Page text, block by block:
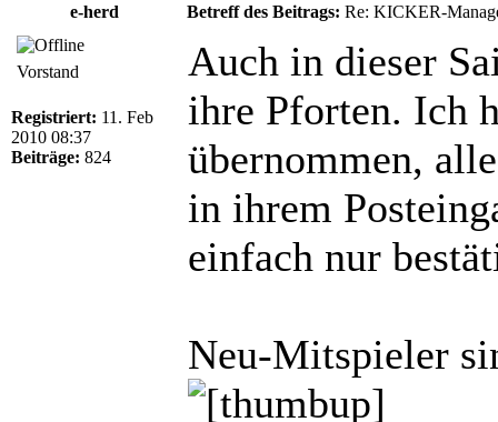
e-herd
Betreff des Beitrags: Re: KICKER-
Vorstand
Registriert: 11. Feb
2010 08:37
Beiträge: 824
Auch in dieser
ihre Pforten. Ich
übernommen,
in ihrem
einfach nur
Neu-Mitspieler